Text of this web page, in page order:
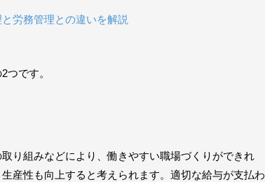
労務管理との違いを解説
つです。
り組みなどにより、働きやすい職場づくりができれ
産性も向上すると考えられます。適切な給与が支払わ